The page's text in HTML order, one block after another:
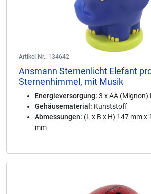
Artikel-Nr.: 134642
Ansmann Sternenlicht Elefant
Sternenhimmel, mit Musik
Energieversorgung: 3 x AA (Mignon)
Gehäusematerial: Kunststoff
Abmessungen: (L x B x H) 147 mm x
mm